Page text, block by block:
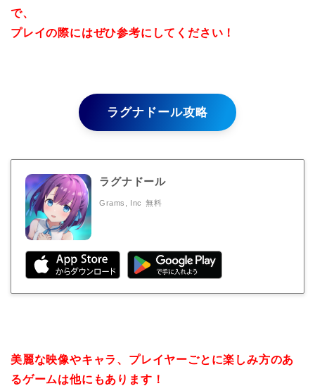
で、
プレイの際にはぜひ参考にしてください！
ラグナドール攻略
ラグナドール
Grams, Inc 無料
美麗な映像やキャラ、プレイヤーごとに楽しみ方のあ
るゲームは他にもあります！